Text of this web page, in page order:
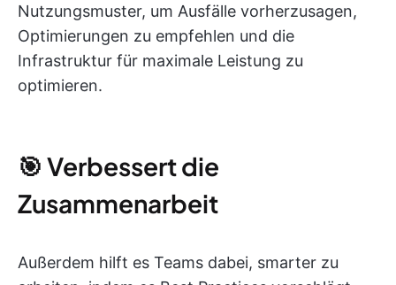
Nutzungsmuster, um Ausfälle vorherzusagen,
Optimierungen zu empfehlen und die
Infrastruktur für maximale Leistung zu
optimieren.
🎯 Verbessert die
Zusammenarbeit
Außerdem hilft es Teams dabei, smarter zu